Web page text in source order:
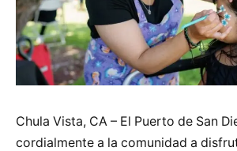
Chula Vista, CA – El Puerto de San
cordialmente a la comunidad a